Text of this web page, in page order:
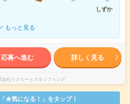
しずか
もっと見る
応募へ進む 詳しく見る
会社リクルートスタッフィング
★気になる！」をタップ！